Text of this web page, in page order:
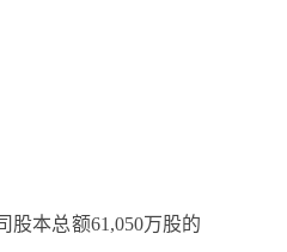
股本总额61,050万股的